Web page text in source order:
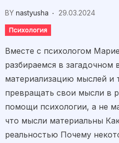
BY nastyusha 29.03.2024
Психология
Вместе с психологом
разбираемся в загадочном
материализацию мыслей и
превращать свои мысли в
помощи психологии, а не
что мысли материальны
реальностью Почему